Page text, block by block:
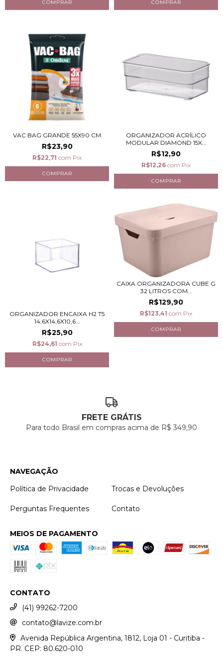
VAC BAG GRANDE 55X90 CM
R$23,90
R$22,71 com Pix
ORGANIZADOR ACRÍLICO
MODULAR DIAMOND 15X...
R$12,90
R$12,26 com Pix
ORGANIZADOR ENCAIXA H2 T5
14,6X14,6X10,6...
R$25,90
R$24,61 com Pix
CAIXA ORGANIZADORA CUBE G
32 LITROS COM...
R$129,90
R$123,41 com Pix
FRETE GRÁTIS
Para todo Brasil em compras acima de R$ 349,90
NAVEGAÇÃO
Política de Privacidade
Trocas e Devoluções
Perguntas Frequentes Contato
MEIOS DE PAGAMENTO
CONTATO
(41) 99262-7200
contato@lavize.com.br
Avenida República Argentina, 1812, Loja 01 - Curitiba -
PR. CEP: 80.620-010